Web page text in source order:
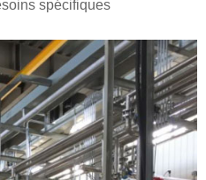
spécifiques